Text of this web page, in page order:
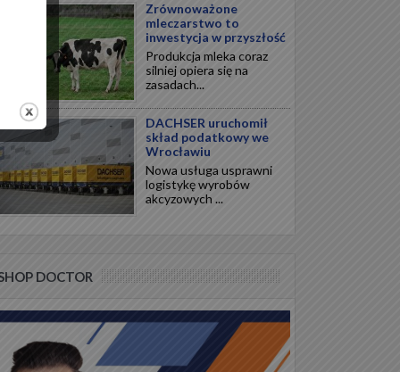
Zrównoważone
mleczarstwo to
inwestycja w przyszłość
Produkcja mleka coraz
silniej opiera się na
zasadach...
DACHSER uruchomił
skład podatkowy we
Wrocławiu
Nowa usługa usprawni
logistykę wyrobów
akcyzowych ...
DOCTOR